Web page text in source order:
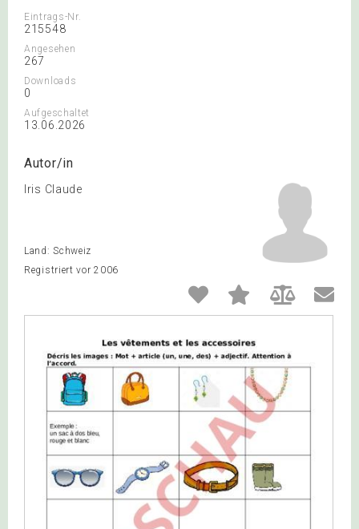
Eintrags-Nr.
215548
Angesehen
267
Downloads
0
Aufgeschaltet
13.06.2026
Autor/in
Iris Claude
Land: Schweiz
Registriert vor 2006